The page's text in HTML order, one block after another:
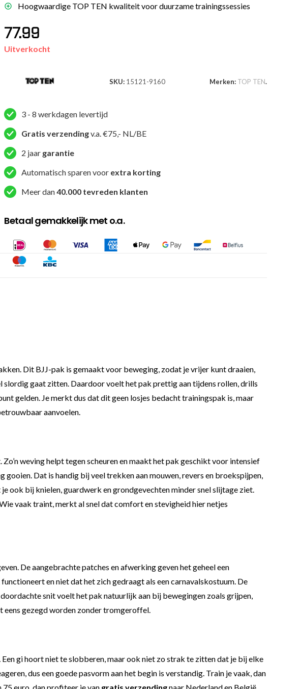
Hoogwaardige TOP TEN kwaliteit voor duurzame trainingssessies
77.99
Uitverkocht
SKU: 15121-9160 Merken: TOP TEN.
3 - 8 werkdagen levertijd
Gratis verzendingv.a. €75,- NL/BE
2 jaar garantie
Automatisch sparen voor extra korting
Meer dan40.000 tevreden klanten
Betaal gemakkelijk met o.a.
Dit BJJ-pak is gemaakt voor beweging, zodat je vrijer kunt draaien,
slordig gaat zitten. Daardoor voelt het pak prettig aan tijdens rollen, drills
gelden. Je merkt dus dat dit geen losjes bedacht trainingspak is, maar
aanvoelen.
weving helpt tegen scheuren en maakt het pak geschikt voor intensief
Dat is handig bij veel trekken aan mouwen, revers en broekspijpen,
ook bij knielen, guardwerk en grondgevechten minder snel slijtage ziet.
vaak traint, merkt al snel dat comfort en stevigheid hier netjes
De aangebrachte patches en afwerking geven het geheel een
en niet dat het zich gedraagt als een carnavalskostuum. De
snit voelt het pak natuurlijk aan bij bewegingen zoals grijpen,
eens gezegd worden zonder tromgeroffel.
gi hoort niet te slobberen, maar ook niet zo strak te zitten dat je bij elke
dus een goede pasvorm aan het begin is verstandig. Train je vaak, dan